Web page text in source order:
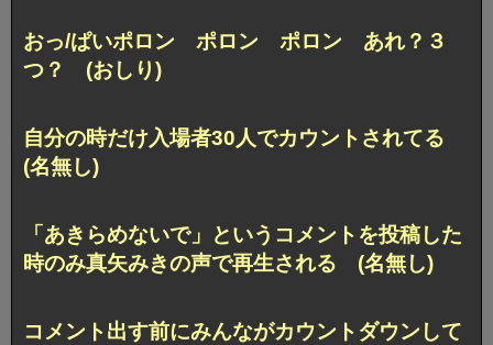
おっ/ぱいポロン ポロン ポロン あれ？３
つ？ (おしり)
自分の時だけ入場者30人でカウントされてる
(名無し)
「あきらめないで」というコメントを投稿した
時のみ真矢みきの声で再生される (名無し)
コメント出す前にみんながカウントダウンして